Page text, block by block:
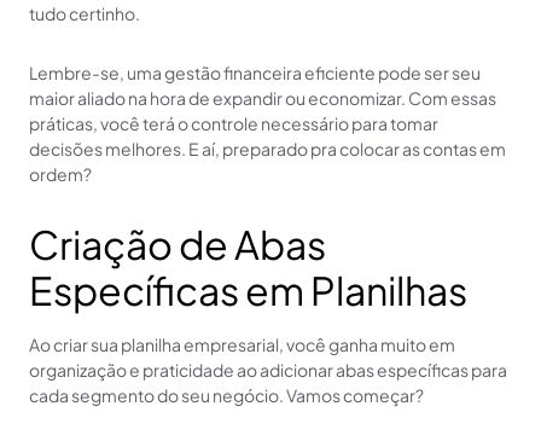
tudo certinho.
Lembre-se, uma gestão financeira eficiente pode ser seu
maior aliado na hora de expandir ou economizar. Com essas
práticas, você terá o controle necessário para tomar
decisões melhores. E aí, preparado pra colocar as contas em
ordem?
Criação de Abas
Específicas em Planilhas
Ao criar sua planilha empresarial, você ganha muito em
organização e praticidade ao adicionar abas específicas para
cada segmento do seu negócio. Vamos começar?